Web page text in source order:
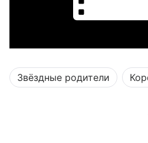
Звёздные родители